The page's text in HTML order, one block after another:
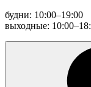
будни: 10:00–19:00
выходные: